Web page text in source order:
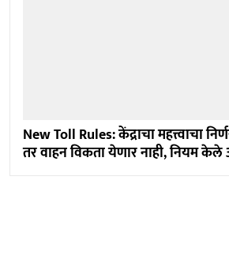
New Toll Rules: केंद्राचा महत्त्वाचा
तर वाहन विकता येणार नाही, नियम